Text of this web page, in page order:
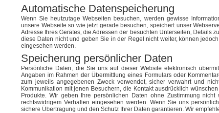
Automatische Datenspeicherung
Wenn Sie heutzutage Webseiten besuchen, werden gewisse
unsere Webseite so wie jetzt gerade besuchen, speichert unser
Adresse Ihres Gerätes, die Adressen der besuchten Unterseiten, Details
diese Daten nicht und geben Sie in der Regel nicht weiter, können
eingesehen werden.
Speicherung persönlicher Daten
Persönliche Daten, die Sie uns auf dieser Website elektronisch
Angaben im Rahmen der Übermittlung eines Formulars oder
zum jeweils angegebenen Zweck verwendet, sicher verwahrt und
Kommunikation mit jenen Besuchern, die Kontakt ausdrücklich
Produkte. Wir geben Ihre persönlichen Daten ohne Zustimmung
rechtswidrigem Verhalten eingesehen werden. Wenn Sie uns
sichere Übertragung und den Schutz Ihrer Daten garantieren. Wir